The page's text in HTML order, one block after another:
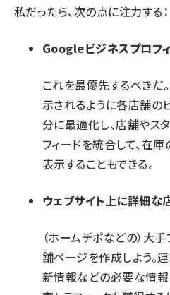
私だったら、次の点に注力する：
Googleビジネスプロフ
これを最優先するべきだ
示されるように各店舗の
分に最適化し、店舗やス
フィードを統合して、在
表示することもできる。
ウェブサイト上に詳細な
（ホームデポなどの）大
舗ページを作成しよう。
新情報などの必要な情報